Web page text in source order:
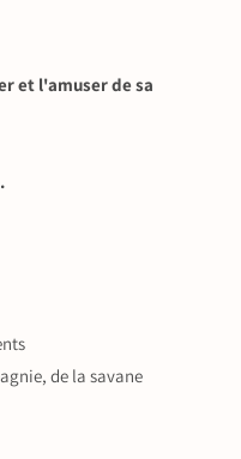
et l'amuser de sa
de la savane